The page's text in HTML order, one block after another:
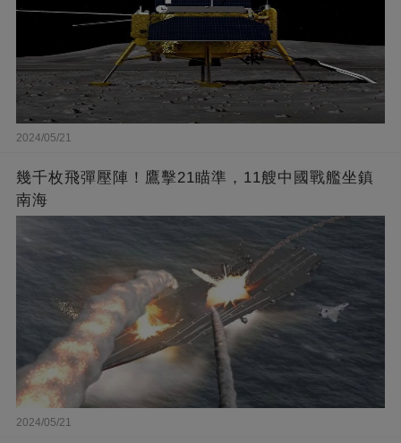
2024/05/21
幾千枚飛彈壓陣！鷹擊21瞄準，11艘中國戰艦坐鎮
南海
2024/05/21